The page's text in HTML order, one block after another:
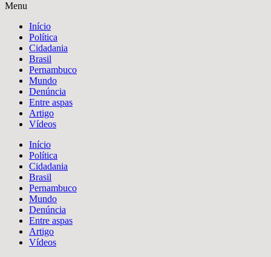
Menu
Início
Política
Cidadania
Brasil
Pernambuco
Mundo
Denúncia
Entre aspas
Artigo
Vídeos
Início
Política
Cidadania
Brasil
Pernambuco
Mundo
Denúncia
Entre aspas
Artigo
Vídeos